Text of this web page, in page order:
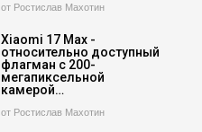
от Ростислав Махотин
Xiaomi 17 Max -
относительно доступный
флагман с 200-
мегапиксельной
камерой…
от Ростислав Махотин